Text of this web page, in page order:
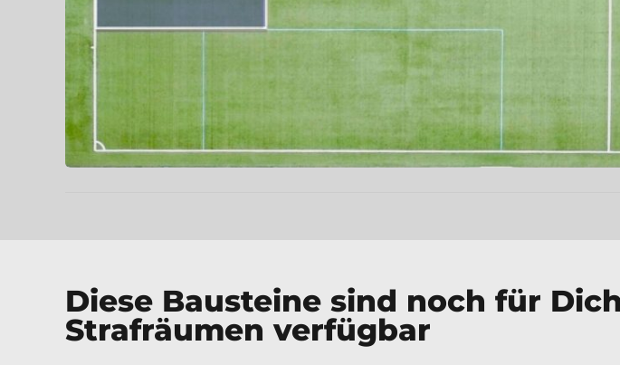
Diese Bausteine sind noch für
Strafräumen verfügbar